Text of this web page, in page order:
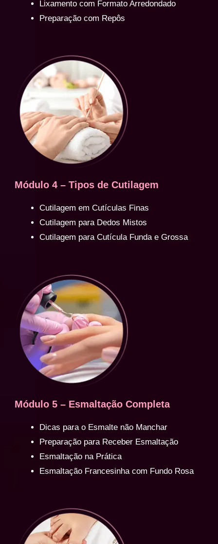
Lixamento com Formato Arredondado
Preparação com Repôs
Módulo 4 – Tipos de Cutilagem
Cutilagem em Cutículas Finas
Cutilagem para Dedos Mistos
Cutilagem para Cutícula Funda e Grossa
Módulo 5 – Esmaltação Completa
Dicas para o Esmalte não Manchar
Preparação para Receber Esmaltação
Esmaltação na Prática
Esmaltação Francesinha com Fundo Rosa